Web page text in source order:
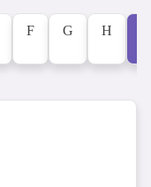
F G H